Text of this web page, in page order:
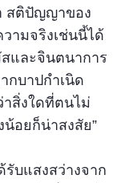
สติปัญญาของ
ามจริงเช่นนี้ได้
และจินตนาการ
กบาปกำเนิด
าสิ่งใดที่ตนไม่
น้อยก็น่าสงสัย”
รับแสงสว่างจาก